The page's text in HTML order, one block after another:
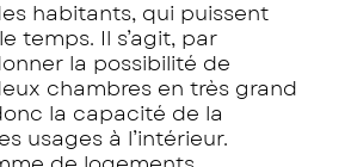
habitants, qui puissent
temps. Il s’agit, par
la possibilité de
chambres en très grand
la capacité de la
usages à l’intérieur.